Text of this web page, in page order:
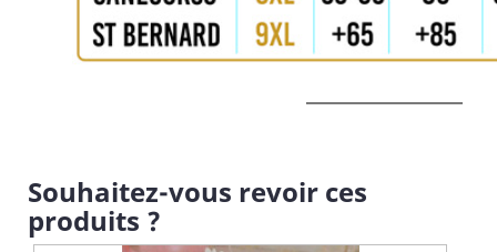
Souhaitez-vous revoir ces
produits ?